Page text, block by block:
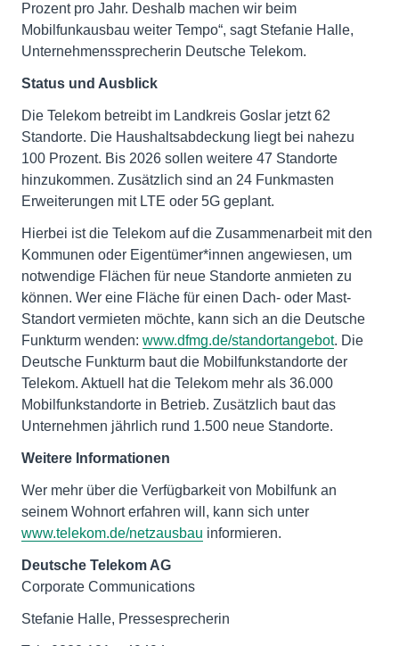
Prozent pro Jahr. Deshalb machen wir beim
Mobilfunkausbau weiter Tempo“, sagt Stefanie Halle,
Unternehmenssprecherin Deutsche Telekom.
Status und Ausblick
Die Telekom betreibt im Landkreis Goslar jetzt 62
Standorte. Die Haushaltsabdeckung liegt bei nahezu
100 Prozent. Bis 2026 sollen weitere 47 Standorte
hinzukommen. Zusätzlich sind an 24 Funkmasten
Erweiterungen mit LTE oder 5G geplant.
Hierbei ist die Telekom auf die Zusammenarbeit mit den
Kommunen oder Eigentümer*innen angewiesen, um
notwendige Flächen für neue Standorte anmieten zu
können. Wer eine Fläche für einen Dach- oder Mast-
Standort vermieten möchte, kann sich an die Deutsche
Funkturm wenden: www.dfmg.de/standortangebot. Die
Deutsche Funkturm baut die Mobilfunkstandorte der
Telekom. Aktuell hat die Telekom mehr als 36.000
Mobilfunkstandorte in Betrieb. Zusätzlich baut das
Unternehmen jährlich rund 1.500 neue Standorte.
Weitere Informationen
Wer mehr über die Verfügbarkeit von Mobilfunk an
seinem Wohnort erfahren will, kann sich unter
www.telekom.de/netzausbau informieren.
Deutsche Telekom AG
Corporate Communications
Stefanie Halle, Pressesprecherin